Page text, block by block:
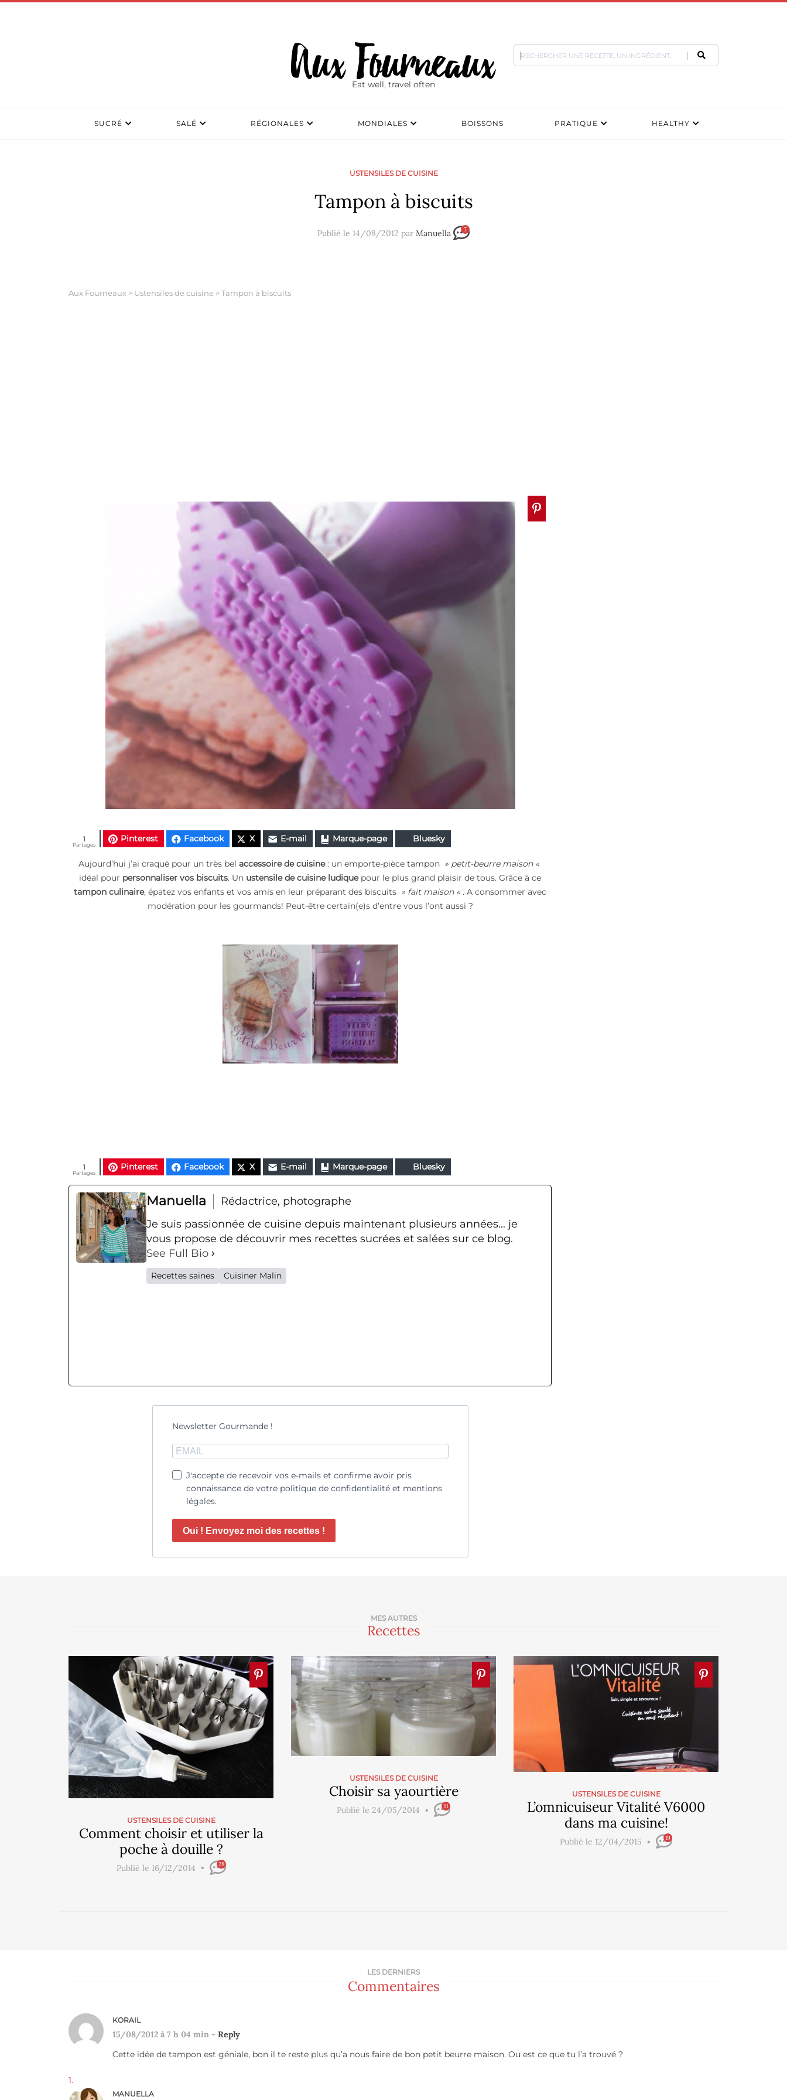
Eat well, travel often
SUCRÉ SALÉ RÉGIONALES MONDIALES BOISSONS PRATIQUE HEALTHY
USTENSILES DE CUISINE
Tampon à biscuits
Publié le 14/08/2012 par Manuella 7
Aux Fourneaux > Ustensiles de cuisine >Tampon à biscuits
Pinterest Facebook X E-mail Marque-page Bluesky
Partages
1
Aujourd’hui j’ai craqué pour un très bel accessoire de cuisine: un emporte-pièce tampon » petit-beurre maison «
idéal pour personnaliser vos biscuits. Un ustensile de cuisine ludiquepour le plus grand plaisir de tous. Grâce à ce
tampon culinaire, épatez vos enfants et vos amis en leur préparant des biscuits » fait maison «. A consommer avec
modération pour les gourmands! Peut-être certain(e)s d’entre vous l’ont aussi ?
Pinterest Facebook X E-mail Marque-page Bluesky
Partages
1
Manuella
Rédactrice, photographe
Je suis passionnée de cuisine depuis maintenant plusieurs années... je
vous propose de découvrir mes recettes sucrées et salées sur ce blog.
See Full Bio
Recettes saines Cuisiner Malin
Newsletter Gourmande !
J'accepte de recevoir vos e-mails et confirme avoir pris
connaissance de votre politique de confidentialité et mentions
légales.
Oui ! Envoyez moi des recettes !
MES AUTRES
Recettes
USTENSILES DE CUISINE
Comment choisir et utiliser la
poche à douille ?
Publié le 16/12/2014 28
USTENSILES DE CUISINE
Choisir sa yaourtière
Publié le 24/05/2014 11
USTENSILES DE CUISINE
L’omnicuiseur Vitalité V6000
dans ma cuisine!
Publié le 12/04/2015 19
LES DERNIERS
Commentaires
KORAIL
15/08/2012 à 7 h 04 min - Reply
Cette idée de tampon est géniale, bon il te reste plus qu’a nous faire de bon petit beurre maison. Ou est ce que tu l’a trouvé ?
MANUELLA